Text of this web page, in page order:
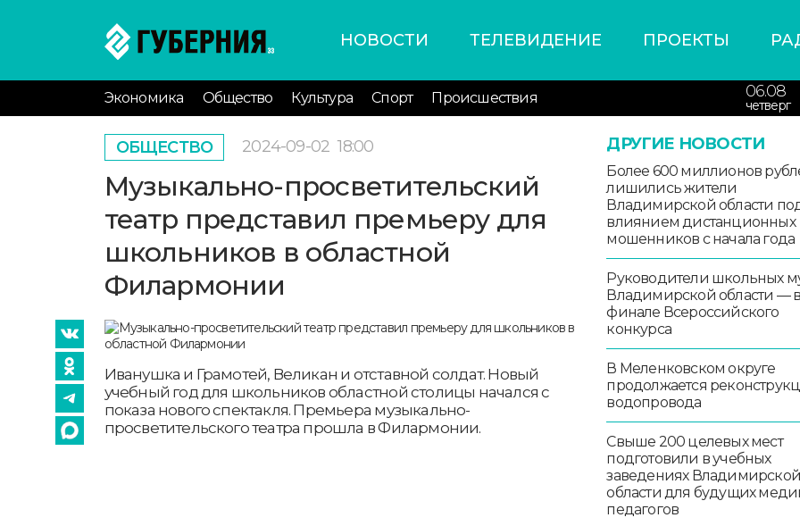
НОВОСТИ ТЕЛЕВИДЕНИЕ ПРОЕКТЫ
Экономика Общество Культура Спорт Происшествия 06.08
четверг
ОБЩЕСТВО 2024-09-02 18:00
Музыкально-просветительский
театр представил премьеру для
школьников в областной
Филармонии
Иванушка и Грамотей, Великан и отставной солдат. Новый
учебный год для школьников областной столицы начался с
показа нового спектакля. Премьера музыкально-
просветительского театра прошла в Филармонии.
ДРУГИЕ НОВОСТИ
Более 600 миллионов
лишились жители
Владимирской области
влиянием дистанционных
мошенников с начала года
Руководители школьных
Владимирской области —
финале Всероссийского
конкурса
В Меленковском округе
продолжается
водопровода
Свыше 200 целевых мест
подготовили в учебных
заведениях
области для будущих
педагогов